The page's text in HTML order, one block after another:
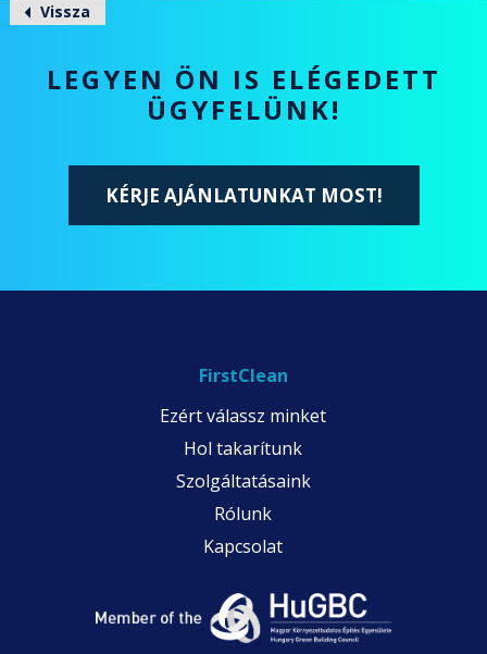
Vissza
LEGYEN ÖN IS ELÉGEDETT
ÜGYFELÜNK!
KÉRJE AJÁNLATUNKAT MOST!
FirstClean
Ezért válassz minket
Hol takarítunk
Szolgáltatásaink
Rólunk
Kapcsolat